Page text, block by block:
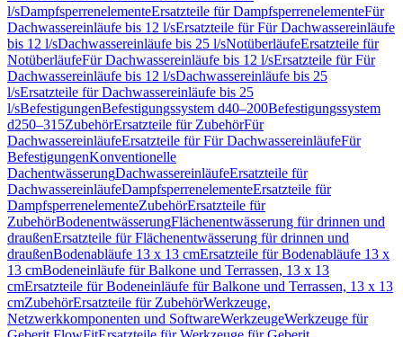
l/sDampfsperrenelementeErsatzteile für DampfsperrenelementeFür
Dachwassereinläufe bis 12 l/sErsatzteile für Für Dachwassereinläufe
bis 12 l/sDachwassereinläufe bis 25 l/sNotüberläufeErsatzteile für
NotüberläufeFür Dachwassereinläufe bis 12 l/sErsatzteile für Für
Dachwassereinläufe bis 12 l/sDachwassereinläufe bis 25
l/sErsatzteile für Dachwassereinläufe bis 25
l/sBefestigungenBefestigungssystem d40–200Befestigungssystem
d250–315ZubehörErsatzteile für ZubehörFür
DachwassereinläufeErsatzteile für Für DachwassereinläufeFür
BefestigungenKonventionelle
DachentwässerungDachwassereinläufeErsatzteile für
DachwassereinläufeDampfsperrenelementeErsatzteile für
DampfsperrenelementeZubehörErsatzteile für
ZubehörBodenentwässerungFlächenentwässerung für drinnen und
draußenErsatzteile für Flächenentwässerung für drinnen und
draußenBodenabläufe 13 x 13 cmErsatzteile für Bodenabläufe 13 x
13 cmBodeneinläufe für Balkone und Terrassen, 13 x 13
cmErsatzteile für Bodeneinläufe für Balkone und Terrassen, 13 x 13
cmZubehörErsatzteile für ZubehörWerkzeuge,
Netzwerkkomponenten und SoftwareWerkzeugeWerkzeuge für